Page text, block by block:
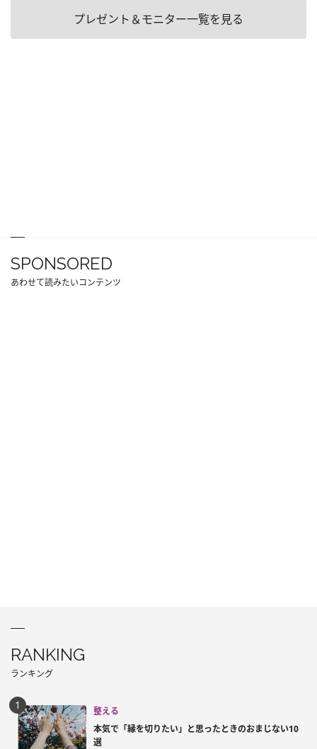
プレゼント＆モニター一覧を見る
SPONSORED
あわせて読みたいコンテンツ
RANKING
ランキング
整える
本気で「縁を切りたい」と思ったときのおまじない10
選